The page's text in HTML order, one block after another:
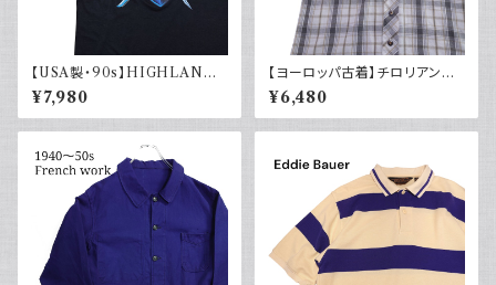
【USA製・90s】HIGHLANDE
R 悪魔の戦士 オフィシャルTシ
ャツ
¥7,980
【ヨーロッパ古着】チロリアンシ
ャツ 半袖 古着 チェック レトロ
ユーロ古着 ボックスシルエット
¥6,480